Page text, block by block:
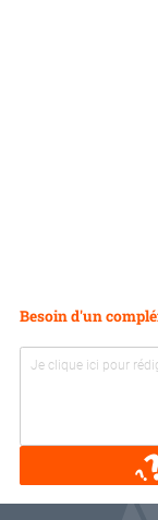
Besoin d'un